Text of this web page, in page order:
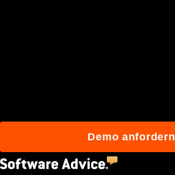
Demo anfordern